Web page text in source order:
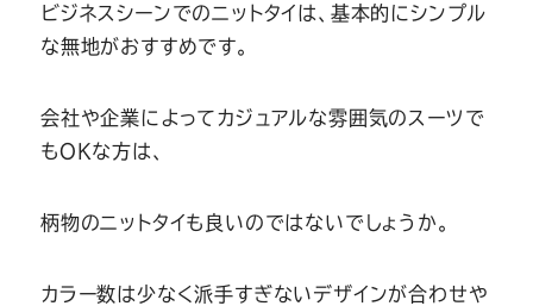
Youtube
Facebook
Twitter
Instagram
LINE
ビジネスシーンでのニットタイは、基本的にシンプル
な無地がおすすめです。
会社や企業によってカジュアルな雰囲気のスーツで
もOKな方は、
柄物のニットタイも良いのではないでしょうか。
カラー数は少なく派手すぎないデザインが合わせや